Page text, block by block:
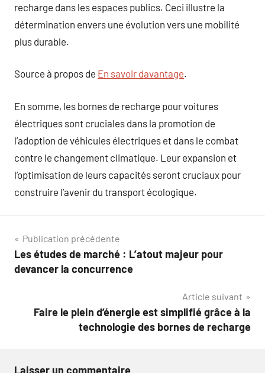
recharge dans les espaces publics. Ceci illustre la
détermination envers une évolution vers une mobilité
plus durable.
Source à propos de En savoir davantage.
En somme, les bornes de recharge pour voitures
électriques sont cruciales dans la promotion de
l’adoption de véhicules électriques et dans le combat
contre le changement climatique. Leur expansion et
l’optimisation de leurs capacités seront cruciaux pour
construire l’avenir du transport écologique.
Navigation
de
Publication précédente
Les études de marché : L’atout majeur pour
devancer la concurrence
Article suivant
Faire le plein d’énergie est simplifié grâce à la
technologie des bornes de recharge
Laisser un commentaire